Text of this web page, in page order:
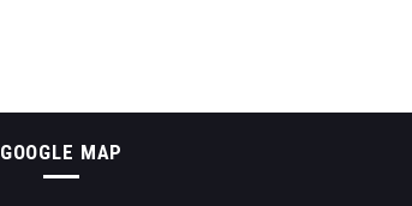
GOOGLE MAP